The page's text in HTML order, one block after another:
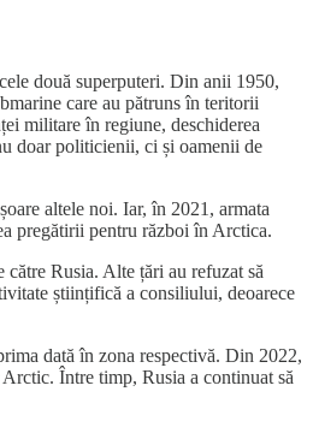
două superputeri. Din anii 1950,
care au pătruns în teritorii
militare în regiune, deschiderea
doar politicienii, ci și oamenii de
altele noi. Iar, în 2021, armata
pregătirii pentru război în Arctica.
Rusia. Alte țări au refuzat să
științifică a consiliului, deoarece
dată în zona respectivă. Din 2022,
Între timp, Rusia a continuat să